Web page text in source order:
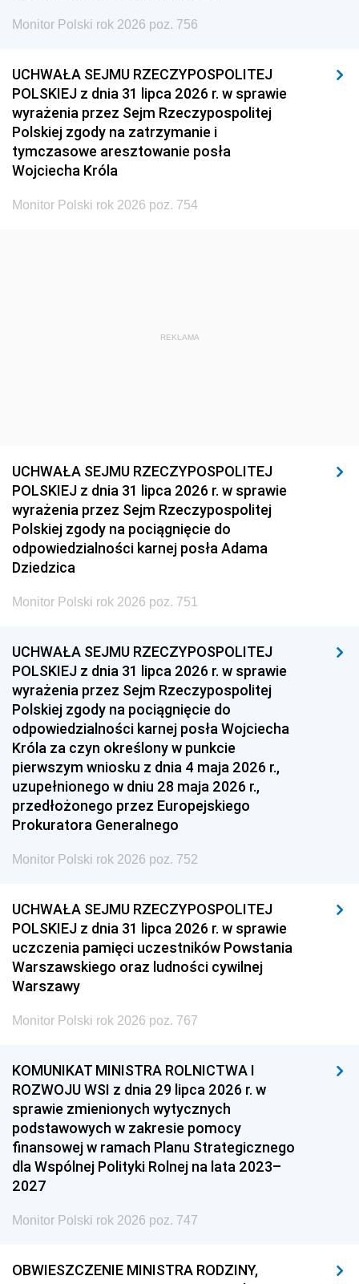
Monitor Polski rok 2026 poz. 756
UCHWAŁA SEJMU RZECZYPOSPOLITEJ
POLSKIEJ z dnia 31 lipca 2026 r. w sprawie
wyrażenia przez Sejm Rzeczypospolitej
Polskiej zgody na zatrzymanie i
tymczasowe aresztowanie posła
Wojciecha Króla
Monitor Polski rok 2026 poz. 754
REKLAMA
UCHWAŁA SEJMU RZECZYPOSPOLITEJ
POLSKIEJ z dnia 31 lipca 2026 r. w sprawie
wyrażenia przez Sejm Rzeczypospolitej
Polskiej zgody na pociągnięcie do
odpowiedzialności karnej posła Adama
Dziedzica
Monitor Polski rok 2026 poz. 751
UCHWAŁA SEJMU RZECZYPOSPOLITEJ
POLSKIEJ z dnia 31 lipca 2026 r. w sprawie
wyrażenia przez Sejm Rzeczypospolitej
Polskiej zgody na pociągnięcie do
odpowiedzialności karnej posła Wojciecha
Króla za czyn określony w punkcie
pierwszym wniosku z dnia 4 maja 2026 r.,
uzupełnionego w dniu 28 maja 2026 r.,
przedłożonego przez Europejskiego
Prokuratora Generalnego
Monitor Polski rok 2026 poz. 752
UCHWAŁA SEJMU RZECZYPOSPOLITEJ
POLSKIEJ z dnia 31 lipca 2026 r. w sprawie
uczczenia pamięci uczestników Powstania
Warszawskiego oraz ludności cywilnej
Warszawy
Monitor Polski rok 2026 poz. 767
KOMUNIKAT MINISTRA ROLNICTWA I
ROZWOJU WSI z dnia 29 lipca 2026 r. w
sprawie zmienionych wytycznych
podstawowych w zakresie pomocy
finansowej w ramach Planu Strategicznego
dla Wspólnej Polityki Rolnej na lata 2023–
2027
Monitor Polski rok 2026 poz. 747
OBWIESZCZENIE MINISTRA RODZINY,